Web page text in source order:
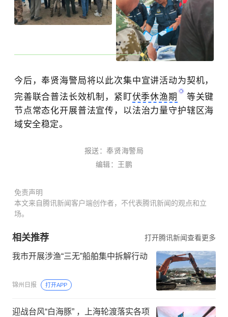
今后，奉贤海警局将以此次集中宣讲活动为契机，
完善联合普法长效机制，紧盯 伏季休渔期
等关键
节点常态化开展普法宣传，以法治力量守护辖区海
域安全稳定。
报送：奉贤海警局
编辑：王鹏
免责声明
本文来自腾讯新闻客户端创作者，不代表腾讯新闻的观点和立
场。
相关推荐 打开腾讯新闻查看更多
我市开展涉渔“三无”船舶集中拆解行动
锦州日报 打开APP
迎战台风“白海豚” ，上海轮渡落实各项